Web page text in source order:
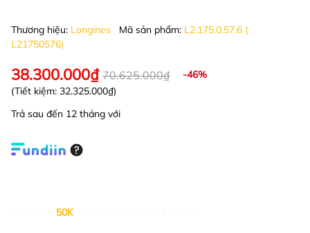
Thương hiệu: Longines Mã sản phẩm: L2.175.0.57.6 (
L21750576)
38.300.000₫ 70.625.000₫
-46%
(Tiết kiệm: 32.325.000₫)
Trả sau đến 12 tháng với
50K